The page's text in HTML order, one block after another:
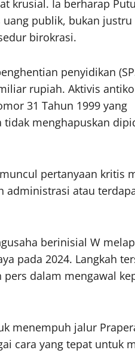
krusial. Ia berharap
publik, bukan justru
birokrasi.
penyidikan
rupiah. Aktivis
31 Tahun 1999 yang
menghapuskan
pertanyaan kritis
administrasi atau
berinisial W
pada 2024. Langkah
dalam mengawal
menempuh jalur
cara yang tepat untuk